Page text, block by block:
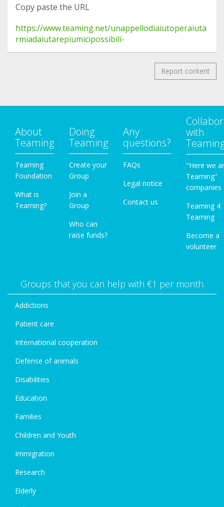
Copy paste the URL
https://www.teaming.net/unappellodiaiutoperaiuta
rmiadaiutarepiumicipossibili-
Report content
About
Teaming
Teaming
Foundation
What is
Teaming?
Doing
Teaming
Create your
Group
Join a
Group
Who can
raise funds?
Any
questions?
FAQs
Legal notice
Contact us
with
"Here we
Teaming"
companies
Teaming 4
Teaming
Become a
volunteer
Groups that you can help with €1 per month
Addictions
Patient care
International cooperation
Defense of animals
Disabilities
Education
Families
Children and Youth
Immigration
Research
Elderly